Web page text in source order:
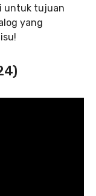
untuk tujuan
yang